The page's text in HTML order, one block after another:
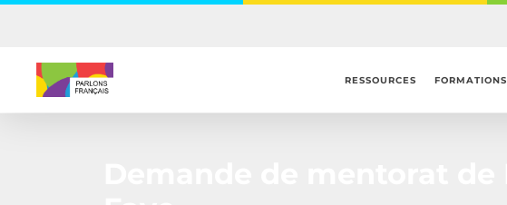
Skip
content
RESSOURCES FORMATIONS